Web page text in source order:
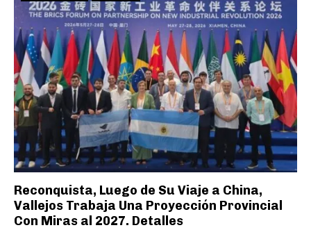
Reconquista, Luego de Su Viaje a China,
Vallejos Trabaja Una Proyección Provincial
Con Miras al 2027. Detalles